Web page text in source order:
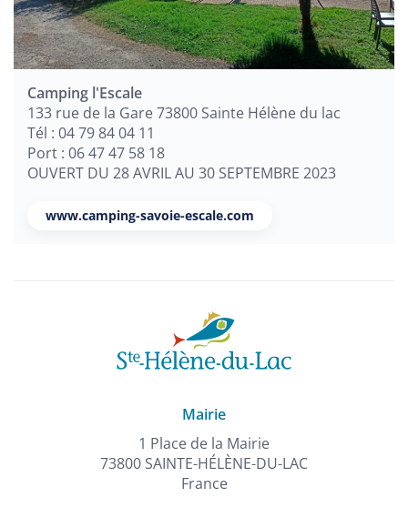
Camping l'Escale
133 rue de la Gare 73800 Sainte Hélène du lac
Tél : 04 79 84 04 11
Port : 06 47 47 58 18
OUVERT DU 28 AVRIL AU 30 SEPTEMBRE 2023
www.camping-savoie-escale.com
Mairie
1 Place de la Mairie
73800 SAINTE-HÉLÈNE-DU-LAC
France